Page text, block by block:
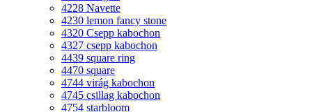
4228 Navette
4230 lemon fancy stone
4320 Csepp kabochon
4327 csepp kabochon
4439 square ring
4470 square
4744 virág kabochon
4745 csillag kabochon
4754 starbloom